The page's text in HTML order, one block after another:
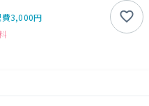
3,000円